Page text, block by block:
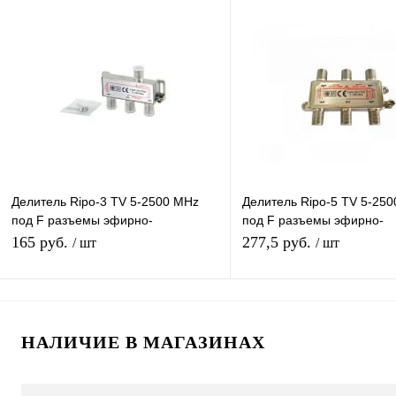
В наличии В избранное Под
Делитель Ripo-3 TV 5-2500 MHz
под F разъемы эфирно-
спутниковый с проходом питания 1
165 руб. / шт
Делитель Ripo-5 TV 5-
под F разъемы эфирно-
спутниковый с проходом
277,5 руб. / шт
НАЛИЧИЕ В МАГАЗИНАХ